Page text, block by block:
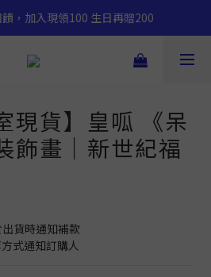
，加入現領100 生日再贈200
現貨】皇呱 《呆
飾畫｜新世紀福
貨時通知補款
式通知訂購人